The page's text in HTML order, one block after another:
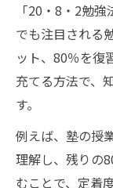
「20・8・2勉
でも注目される
ット、80％を復
充てる方法で、
す。
例えば、塾の授
理解し、残りの
むことで、定着